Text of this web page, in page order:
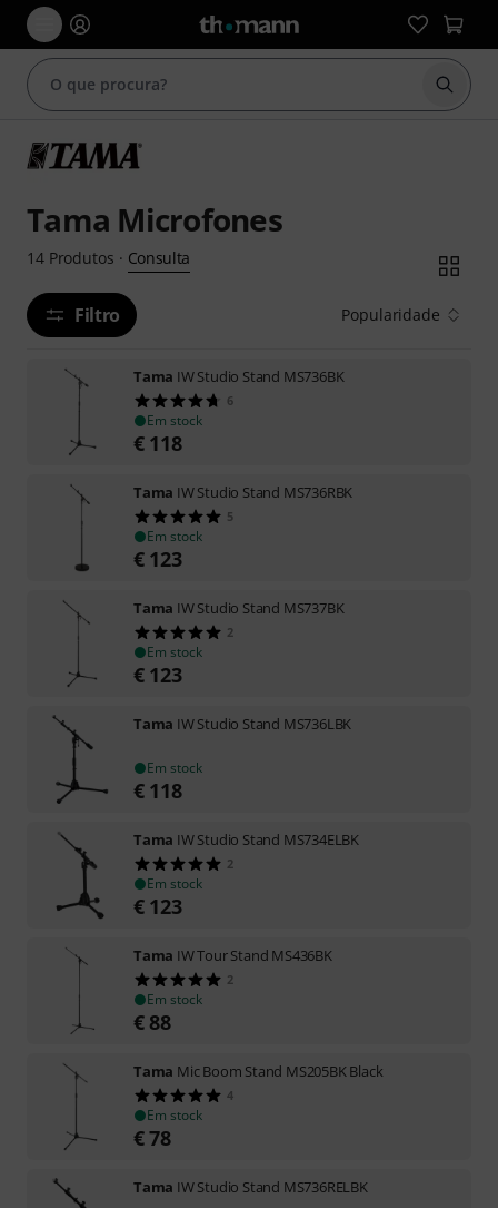
Iniciar
Tama Microfones
14 Produtos · Consulta
Filtro Popularidade
Tama IW Studio Stand MS736BK
6
Em stock
€ 118
Tama IW Studio Stand MS736RBK
5
Em stock
€ 123
Tama IW Studio Stand MS737BK
2
Em stock
€ 123
Tama IW Studio Stand MS736LBK
Em stock
€ 118
Tama IW Studio Stand MS734ELBK
2
Em stock
€ 123
Tama IW Tour Stand MS436BK
2
Em stock
€ 88
Tama Mic Boom Stand MS205BK Black
4
Em stock
€78
Tama IW Studio Stand MS736RELBK